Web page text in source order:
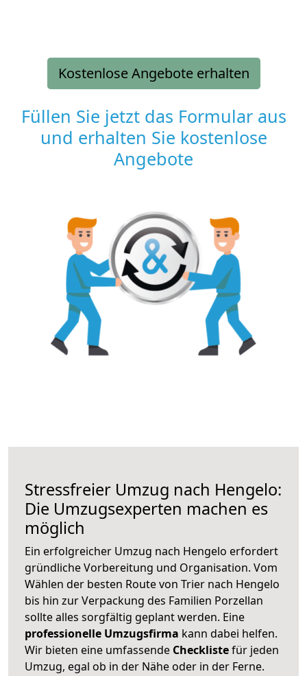
Kostenlose Angebote erhalten
Füllen Sie jetzt das Formular aus
und erhalten Sie kostenlose
Angebote
Stressfreier Umzug nach Hengelo:
Die Umzugsexperten machen es
möglich
Ein erfolgreicher Umzug nach Hengelo erfordert
gründliche Vorbereitung und Organisation. Vom
Wählen der besten Route von Trier nach Hengelo
bis hin zur Verpackung des Familien Porzellan
sollte alles sorgfältig geplant werden. Eine
professionelle Umzugsfirma kann dabei helfen.
Wir bieten eine umfassende Checklistefür jeden
Umzug, egal ob in der Nähe oder in der Ferne.